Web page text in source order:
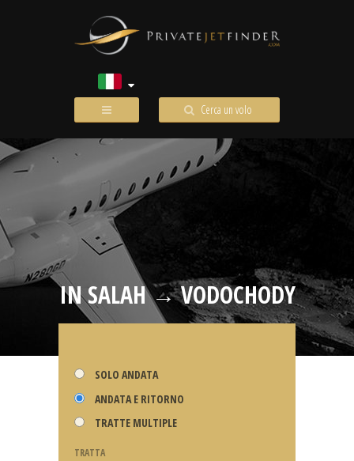
Cerca un volo
IN SALAH → VODOCHODY
SOLO ANDATA
ANDATA E RITORNO
TRATTE MULTIPLE
TRATTA